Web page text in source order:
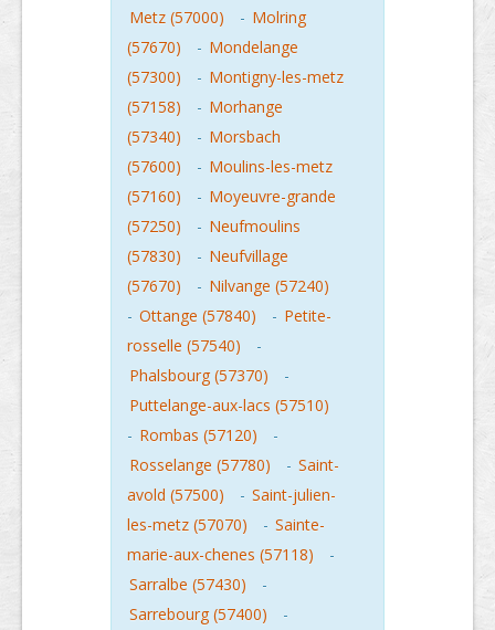
Metz (57000)
- Molring
(57670)
- Mondelange
(57300)
- Montigny-les-metz
(57158)
- Morhange
(57340)
- Morsbach
(57600)
- Moulins-les-metz
(57160)
- Moyeuvre-grande
(57250)
- Neufmoulins
(57830)
- Neufvillage
(57670)
- Nilvange (57240)
- Ottange (57840) - Petite-
rosselle (57540)
-
Phalsbourg (57370)
-
Puttelange-aux-lacs (57510)
- Rombas (57120)
-
Rosselange (57780)
- Saint-
avold (57500)
- Saint-julien-
les-metz (57070)
- Sainte-
marie-aux-chenes (57118)
-
Sarralbe (57430)
-
Sarrebourg (57400)
-